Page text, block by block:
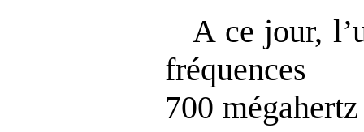
A ce jour,
700